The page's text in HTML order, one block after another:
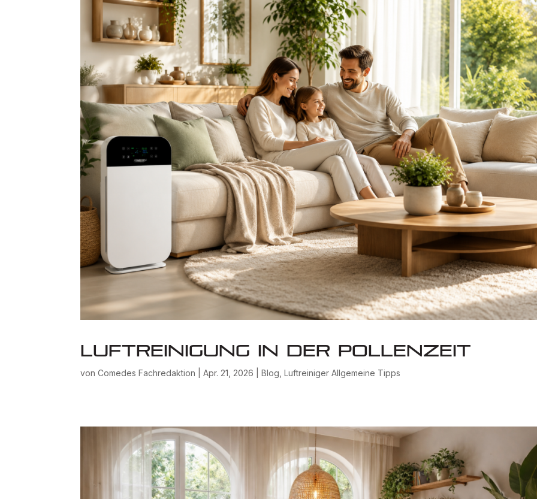
Luftreinigung in der Pollenzeit
vonComedes Fachredaktion |Apr. 21, 2026 |Blog ,Luftreiniger Allgemeine Tipps